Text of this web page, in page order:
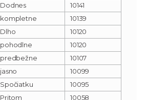
Dodnes
10141
kompletne
10139
Dlho
10120
pohodlne
10120
predbežne
10107
jasno
10099
Spočiatku
10095
Pritom
10058